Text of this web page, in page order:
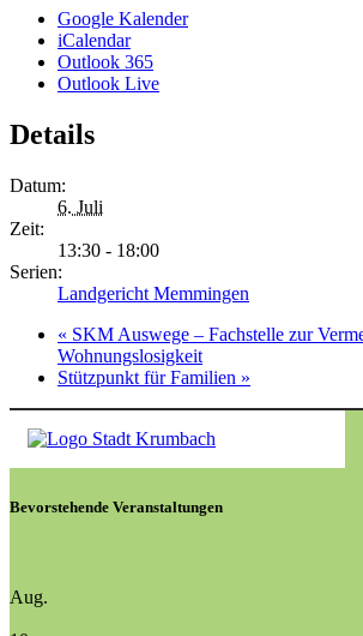
Google Kalender
iCalendar
Outlook 365
Outlook Live
Details
Datum:
6. Juli
Zeit:
13:30 - 18:00
Serien:
Landgericht Memmingen
« SKM Auswege – Fachstelle zur
Wohnungslosigkeit
Stützpunkt für Familien »
Bevorstehende Veranstaltungen
Aug.